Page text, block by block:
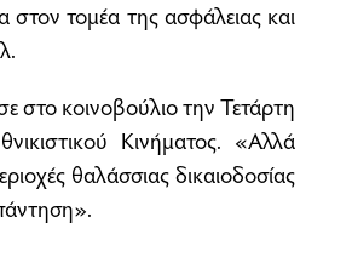
στον τομέα της ασφάλειας και
στο κοινοβούλιο την Τετάρτη
Κινήματος. «Αλλά
θαλάσσιας δικαιοδοσίας